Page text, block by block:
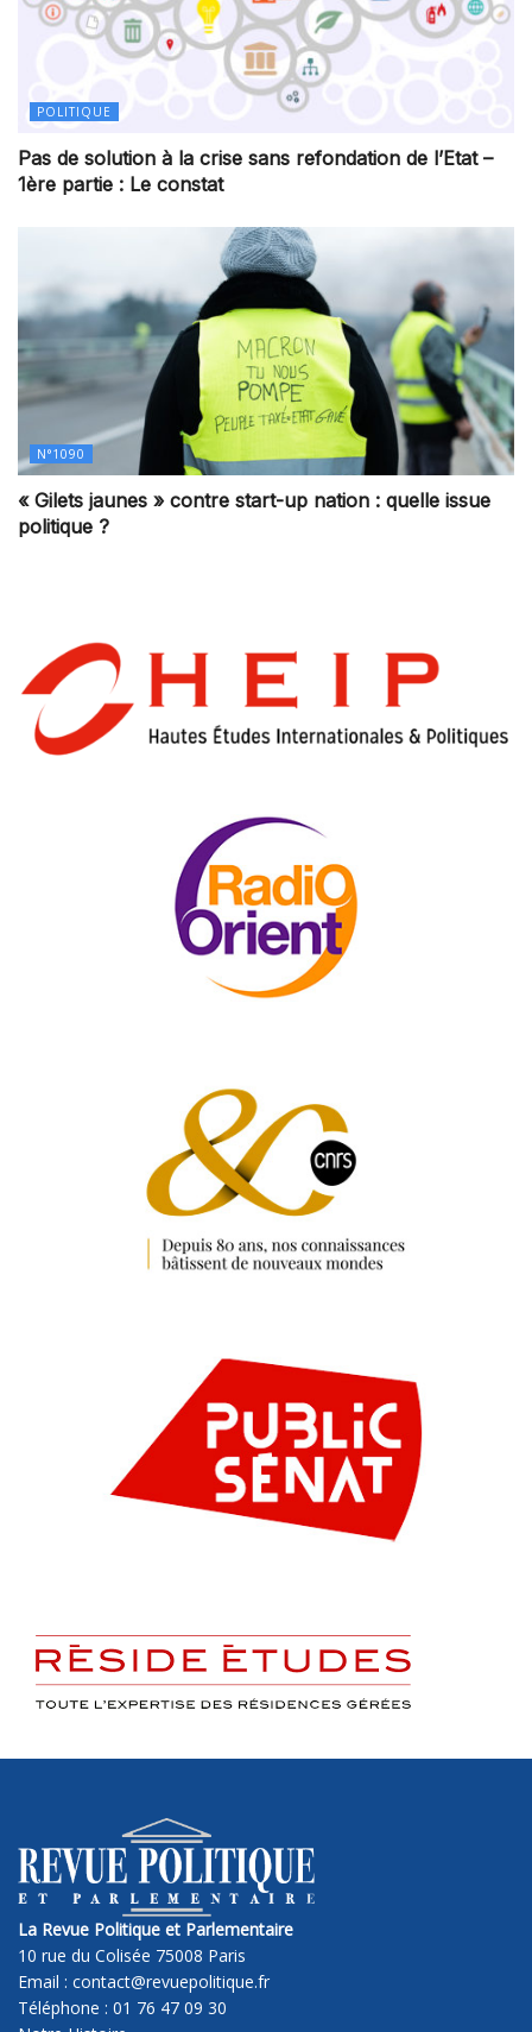
POLITIQUE
Pas de solution à la crise sans refondation de l’Etat –
1ère partie : Le constat
N°1090
« Gilets jaunes » contre start-up nation : quelle issue
politique ?
La Revue Politique et Parlementaire
10 rue du Colisée 75008 Paris
Email : contact@revuepolitique.fr
Téléphone : 01 76 47 09 30